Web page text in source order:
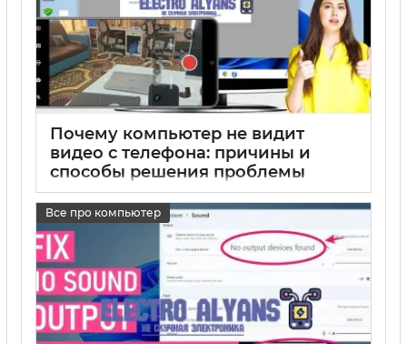
Почему компьютер не видит
видео с телефона: причины и
способы решения проблемы
Все про компьютер